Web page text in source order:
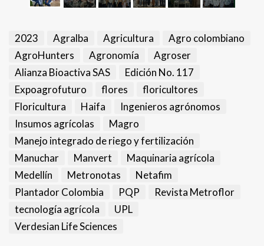
2023 Agralba Agricultura
Agro colombiano
AgroHunters
Agronomía
Agroser
Alianza Bioactiva SAS
Edición No. 117
Expoagrofuturo
flores
floricultores
Floricultura
Haifa
Ingenieros agrónomos
Insumos agrícolas
Magro
Manejo integrado de riego y fertilización
Manuchar
Manvert
Maquinaria agrícola
Medellín
Metronotas
Netafim
Plantador Colombia
PQP
Revista Metroflor
tecnología agrícola
UPL
Verdesian Life Sciences